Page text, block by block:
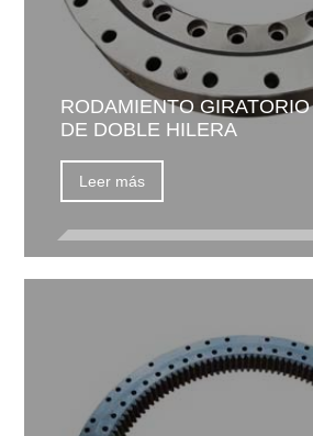
RODAMIENTO
DE DOBLE HILERA
Leer más